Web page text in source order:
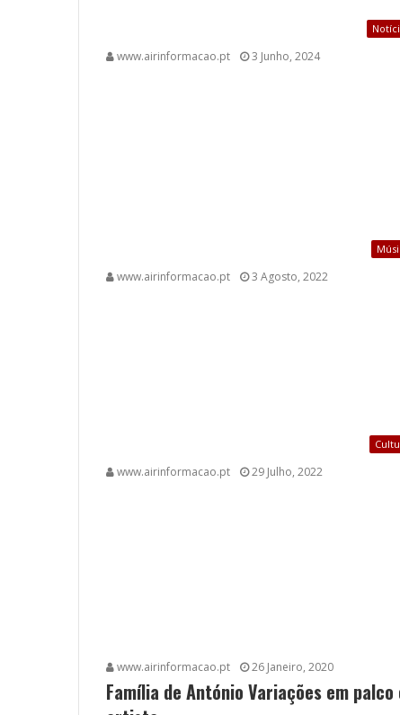
www.airinformacao.pt 3 Junho, 2024
www.airinformacao.pt 3 Agosto, 2022
www.airinformacao.pt 29 Julho, 2022
www.airinformacao.pt 26 Janeiro, 2020
Família de António Variações em